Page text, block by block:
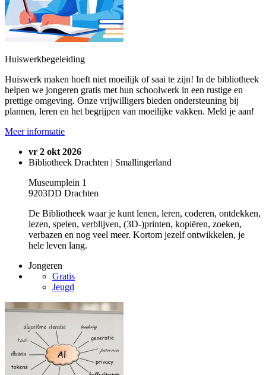
Huiswerkbegeleiding
Huiswerk maken hoeft niet moeilijk of saai te zijn! In de bibliotheek
helpen we jongeren gratis met hun schoolwerk in een rustige en
prettige omgeving. Onze vrijwilligers bieden ondersteuning bij
plannen, leren en het begrijpen van moeilijke vakken. Meld je aan!
Meer informatie
vr 2 okt 2026
Bibliotheek Drachten | Smallingerland
Museumplein 1
9203DD Drachten
De Bibliotheek waar je kunt lenen, leren, coderen, ontdekken,
lezen, spelen, verblijven, (3D-)printen, kopiëren, zoeken,
verbazen en nog veel meer. Kortom jezelf ontwikkelen, je
hele leven lang.
Jongeren
Gratis
Jeugd